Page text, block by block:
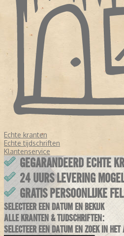
Echte kranten
Echte tijdschriften
Klantenservice
GEGARANDEERD ECHTE
24 UURS LEVERING
GRATIS PERSOONLIJKE
SELECTEER EEN DATUM EN BEKIJK
ALLE KRANTEN & TIJDSCHRIFTEN:
SELECTEER EEN DATUM EN ZOEK IN HET